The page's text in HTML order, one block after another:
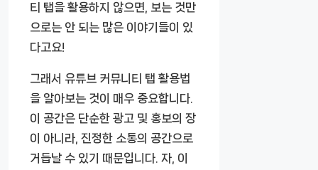
티 탭을 활용하지 않으면, 보는 것만
으로는 안 되는 많은 이야기들이 있
다고요!
그래서 유튜브 커뮤니티 탭 활용법
을 알아보는 것이 매우 중요합니다.
이 공간은 단순한 광고 및 홍보의 장
이 아니라, 진정한 소통의 공간으로
거듭날 수 있기 때문입니다. 자, 이